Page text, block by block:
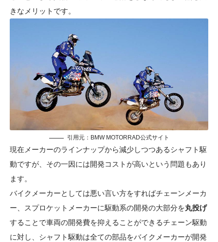
きなメリットです。
引用元： BMW MOTORRAD公式サイト
現在メーカーのラインナップから減少しつつあるシャフト駆
動ですが、その一因には開発コストが高いという問題もあり
ます。
バイクメーカーとしては悪い言い方をすればチェーンメーカ
ー、スプロケットメーカーに駆動系の開発の大部分を丸投げ
することで車両の開発費を抑えることができるチェーン駆動
に対し、シャフト駆動は全ての部品をバイクメーカーが開発